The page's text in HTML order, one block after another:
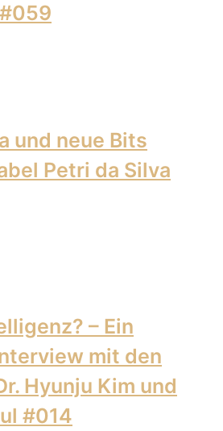
und neue Bits
Petri da Silva
– Ein
mit den
Hyunju Kim und
#014